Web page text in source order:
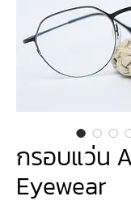
กรอบแว่น
Eyewear